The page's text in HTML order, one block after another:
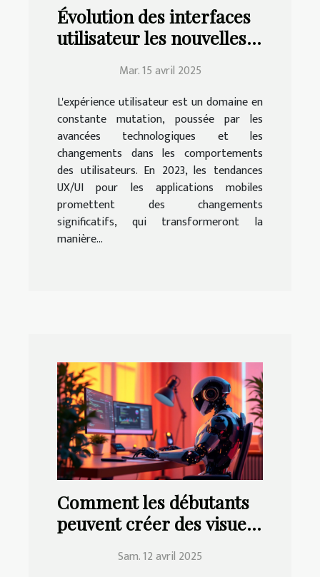
Évolution des interfaces
utilisateur les nouvelles
applications mobiles en
2023
Mar. 15 avril 2025
L'expérience utilisateur est un domaine en
constante mutation, poussée par les
avancées technologiques et les
changements dans les comportements
des utilisateurs. En 2023, les tendances
UX/UI pour les applications mobiles
promettent des changements
significatifs, qui transformeront la
manière...
Comment les débutants
peuvent créer des visuels
Sam. 12 avril 2025